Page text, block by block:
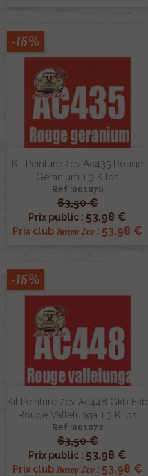
Kit Peinture 2cv Ac435 Rouge
Geranium 1.3 Kilos
Ref :001070
63,50 €
Prix public : 53,98 €
Prix club Renov 2cv : 53,98 €
-15%
Kit Peinture 2cv Ac448 Gkb Ekb
Rouge Vallelunga 1.3 Kilos
Ref :001072
63,50 €
Prix public : 53,98 €
Prix club Renov 2cv : 53,98 €
-15%